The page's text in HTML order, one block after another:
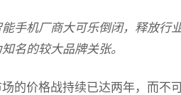
手机厂商大可乐倒闭，释放行
名的较大品牌关张。
的价格战持续已达两年，而不